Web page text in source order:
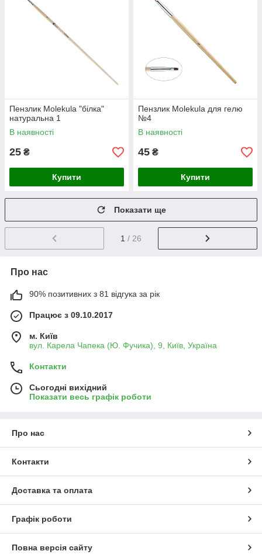
Пензлик Molekula "білка"
натуральна 1
В наявності
25 ₴
Купити
Пензлик Molekula для гелю
№4
В наявності
45 ₴
Купити
Показати ще
1 / 26
Про нас
90% позитивних з 81 відгука за рік
Працює з 09.10.2017
м. Київ
вул. Карела Чапека (Ю. Фучика), 9, Київ, Україна
Контакти
Сьогодні вихідний
Показати весь графік роботи
Про нас
Контакти
Доставка та оплата
Графік роботи
Повна версія сайту